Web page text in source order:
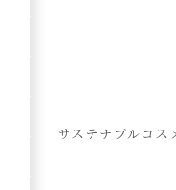
サステナブルコ